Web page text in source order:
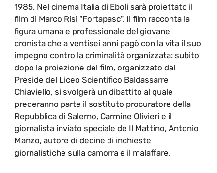
1985. Nel cinema Italia di Eboli sarà proiettato il
film di Marco Risi "Fortapasc". Il film racconta la
figura umana e professionale del giovane
cronista che a ventisei anni pagò con la vita il suo
impegno contro la criminalità organizzata: subito
dopo la proiezione del film, organizzato dal
Preside del Liceo Scientifico Baldassarre
Chiaviello, si svolgerà un dibattito al quale
prederanno parte il sostituto procuratore della
Repubblica di Salerno, Carmine Olivieri e il
giornalista inviato speciale de Il Mattino, Antonio
Manzo, autore di decine di inchieste
giornalistiche sulla camorra e il malaffare.